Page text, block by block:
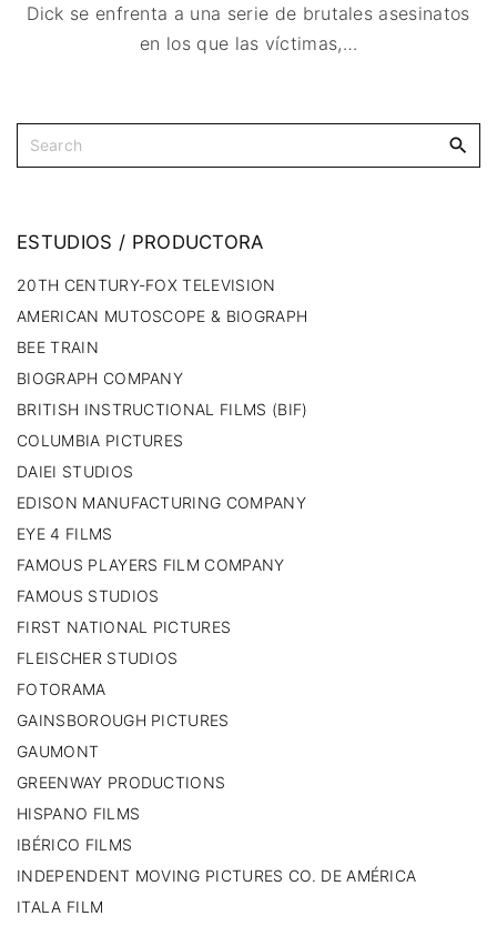
Dick se enfrenta a una serie de brutales asesinatos
en los que las víctimas,…
ESTUDIOS / PRODUCTORA
20TH CENTURY-FOX TELEVISION
AMERICAN MUTOSCOPE & BIOGRAPH
BEE TRAIN
BIOGRAPH COMPANY
BRITISH INSTRUCTIONAL FILMS (BIF)
COLUMBIA PICTURES
DAIEI STUDIOS
EDISON MANUFACTURING COMPANY
EYE 4 FILMS
FAMOUS PLAYERS FILM COMPANY
FAMOUS STUDIOS
FIRST NATIONAL PICTURES
FLEISCHER STUDIOS
FOTORAMA
GAINSBOROUGH PICTURES
GAUMONT
GREENWAY PRODUCTIONS
HISPANO FILMS
IBÉRICO FILMS
INDEPENDENT MOVING PICTURES CO. DE AMÉRICA
ITALA FILM